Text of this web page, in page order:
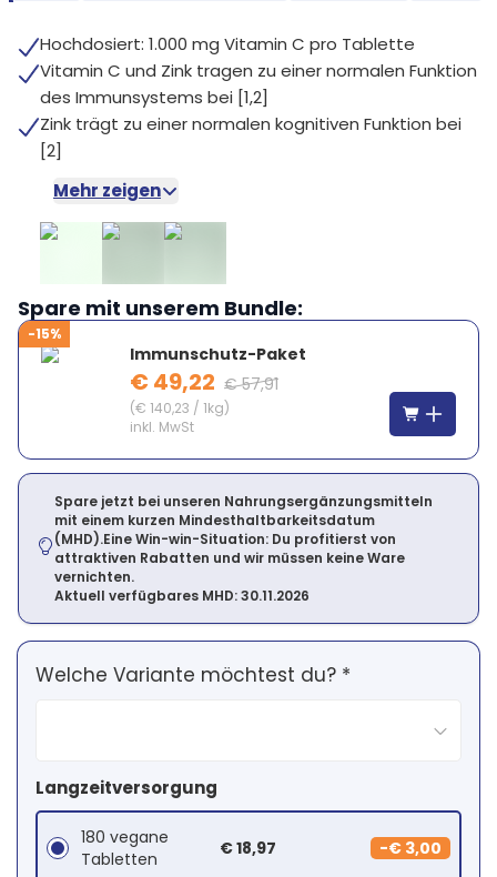
Hochdosiert: 1.000 mg Vitamin C pro Tablette
Vitamin C und Zink tragen zu einer normalen Funktion
des Immunsystems bei [1,2]
Zink trägt zu einer normalen kognitiven Funktion bei
[2]
Mehr zeigen
Spare mit unserem Bundle:
-15%
Immunschutz-Paket
€ 49,22 € 57,91
(€ 140,23 / 1kg)
inkl. MwSt
Spare jetzt bei unseren Nahrungsergänzungsmitteln
mit einem kurzen Mindesthaltbarkeitsdatum
(MHD).Eine Win-win-Situation: Du profitierst von
attraktiven Rabatten und wir müssen keine Ware
vernichten.
Aktuell verfügbares MHD: 30.11.2026
Welche Variante möchtest du? *
Langzeitversorgung
180 vegane
Tabletten
€ 18,97 -€ 3,00